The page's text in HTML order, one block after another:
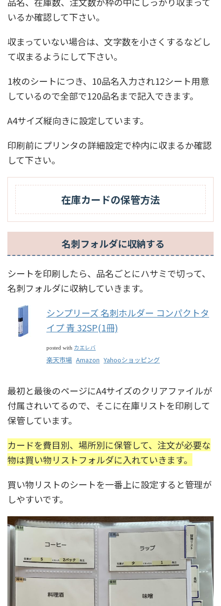
いるか確認して下さい。
収まっていない場合は、文字数を小さくするなどし
て収まるようにして下さい。
1枚のシートにつき、10品名入力され12シート用意
しているので全部で120品名まで記入できます。
A4サイズ縦向きに設定しています。
印刷前にプリンタの詳細設定で枠内に収まるか確認
して下さい。
在庫カードの保管方法
名刺フォルダに収納する
シートを印刷したら、品名ごとにハサミで切って、
名刺フォルダに収納していきます。
シンプリーズ 名刺ホルダー コンパクトタ
イプ 青 32SP(1冊)
posted with カエレバ
楽天市場 Amazon Yahooショッピング
最初と最後のページにA4サイズのクリアファイルが
付属されいてるので、そこに在庫リストを印刷して
保管しています。
カードを費目別、場所別に保管して、注文が必要な
物は買い物リストフォルダに入れていきます。
買い物リストのシートを一番上に設定すると管理が
しやすいです。